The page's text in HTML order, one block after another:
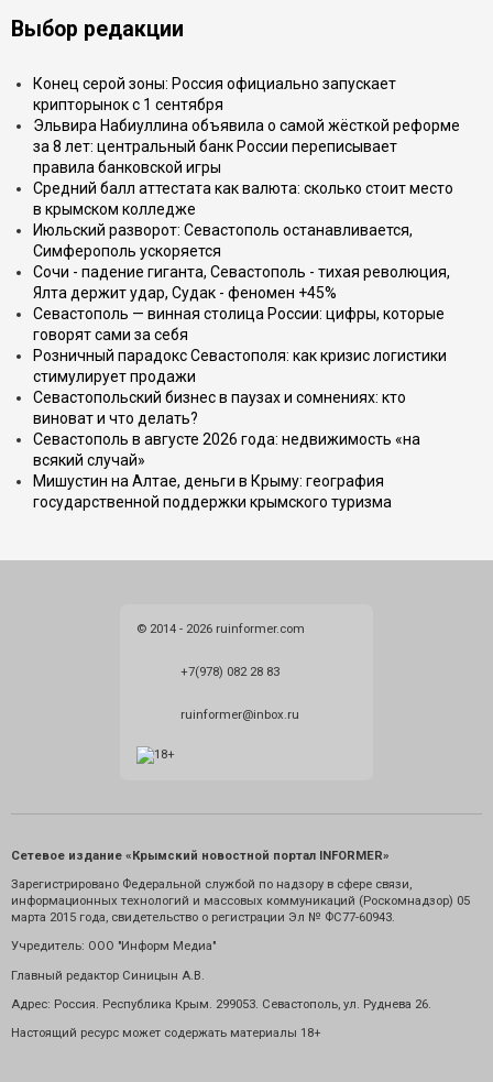
Выбор редакции
Конец серой зоны: Россия официально запускает
крипторынок с 1 сентября
Эльвира Набиуллина объявила о самой жёсткой реформе
за 8 лет: центральный банк России переписывает
правила банковской игры
Средний балл аттестата как валюта: сколько стоит место
в крымском колледже
Июльский разворот: Севастополь останавливается,
Симферополь ускоряется
Сочи - падение гиганта, Севастополь - тихая революция,
Ялта держит удар, Судак - феномен +45%
Севастополь — винная столица России: цифры, которые
говорят сами за себя
Розничный парадокс Севастополя: как кризис логистики
стимулирует продажи
Севастопольский бизнес в паузах и сомнениях: кто
виноват и что делать?
Севастополь в августе 2026 года: недвижимость «на
всякий случай»
Мишустин на Алтае, деньги в Крыму: география
государственной поддержки крымского туризма
© 2014 - 2026 ruinformer.com
+7(978) 082 28 83
ruinformer@inbox.ru
Сетевое издание «Крымский новостной портал INFORMER»
Зарегистрировано Федеральной службой по надзору в сфере связи,
информационных технологий и массовых коммуникаций (Роскомнадзор) 05
марта 2015 года, свидетельство о регистрации Эл № ФС77-60943.
Учредитель: ООО "Информ Медиа"
Главный редактор Синицын А.В.
Адрес: Россия. Республика Крым. 299053. Севастополь, ул. Руднева 26.
Настоящий ресурс может содержать материалы 18+